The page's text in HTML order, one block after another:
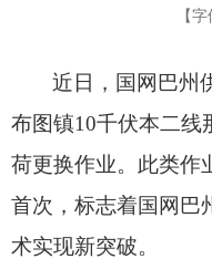
【
近日， 国网巴州
布图镇10千伏本二线
荷更换作业。 此类作
首次， 标志着国网巴
术实现新突破。